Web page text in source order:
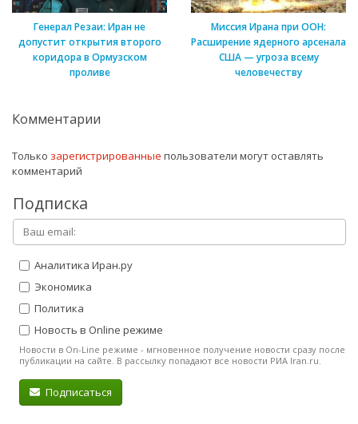
Генерал Резаи: Иран не
допустит открытия второго
коридора в Ормузском
проливе
Миссия Ирана при ООН:
Расширение ядерного арсенала
США — угроза всему
человечеству
Комментарии
Только зарегистрированные пользователи могут оставлять
комментарий
Подписка
Аналитика Иран.ру
Экономика
Политика
Новость в Online режиме
Новости в On-Line режиме - мгновенное получение новости сразу после
публикации на сайте. В рассылку попадают все новости РИА Iran.ru.
Подписаться